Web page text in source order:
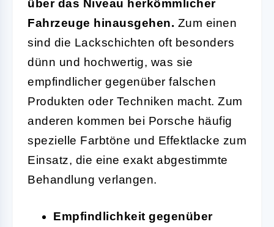
über das Niveau herkömmlicher
Fahrzeuge hinausgehen. Zum einen
sind die Lackschichten oft besonders
dünn und hochwertig, was sie
empfindlicher gegenüber falschen
Produkten oder Techniken macht. Zum
anderen kommen bei Porsche häufig
spezielle Farbtöne und Effektlacke zum
Einsatz, die eine exakt abgestimmte
Behandlung verlangen.
Empfindlichkeit gegenüber